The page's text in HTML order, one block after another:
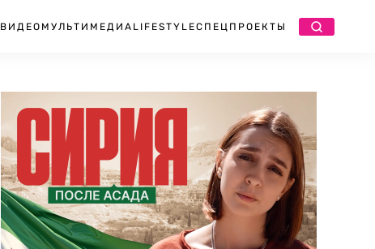
ВИДЕО МУЛЬТИМЕДИА LIFESTYLEСПЕЦПРОЕКТЫ